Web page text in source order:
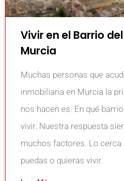
Vivir en el Barrio
Murcia
Muchas personas que
inmobiliaria en Murcia la
nos hacen es. En qué
vivir. Nuestra respuesta
muchos factores. Lo cerca
puedas o quieras vivir.